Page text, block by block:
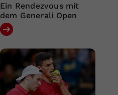
Ein Rendezvous mit
dem Generali Open